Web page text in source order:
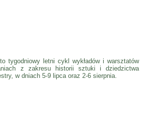
tygodniowy letni cykl wykładów i warsztatów
z zakresu historii sztuki i dziedzictwa
w dniach 5-9 lipca oraz 2-6 sierpnia.